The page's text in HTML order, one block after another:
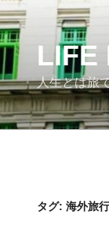
LIFE
人生とは旅
タグ: 海外旅行